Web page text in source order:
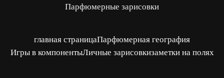
Парфюмерные зарисовки
главная страницаПарфюмерная география
Игры в компонентыЛичные зарисовкизаметки на полях